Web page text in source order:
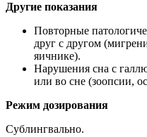
Другие показания
Повторные
друг с другом
яичнике).
Нарушения сна с
или во сне (зоопсии,
Режим дозирования
Сублингвально.